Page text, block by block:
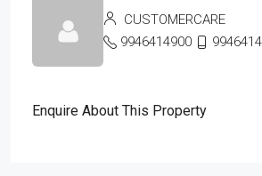
CUSTOMERCARE
9946414900
Enquire About This Property